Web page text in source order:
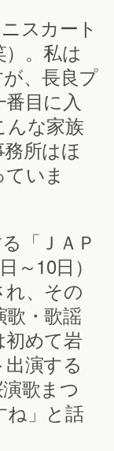
スカート
。私は
、長良プ
目に入
んな家族
所はほ
いま
「ＪＡＰ
10日）
、その
・歌謡
めて岩
演する
歌まつ
ね」と話